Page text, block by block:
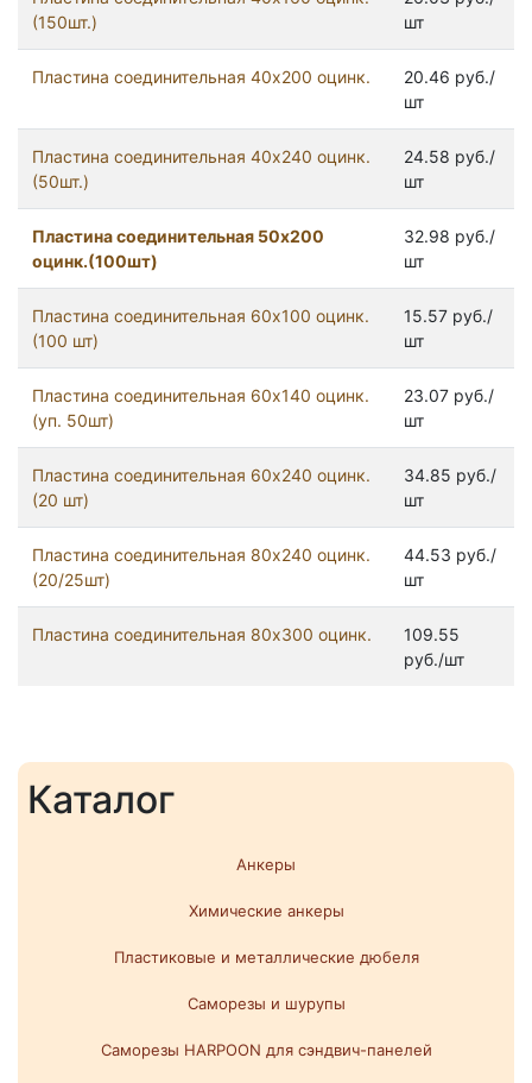
Каталог
Анкеры
Химические анкеры
Пластиковые и металлические дюбеля
Саморезы и шурупы
Саморезы HARPOON для сэндвич-панелей
(150шт.)
шт
Пластина соединительная 40х200 оцинк.
20.46 руб./
шт
Пластина соединительная 40х240 оцинк.
(50шт.)
24.58 руб./
шт
Пластина соединительная 50х200
оцинк.(100шт)
32.98 руб./
шт
Пластина соединительная 60х100 оцинк.
(100 шт)
15.57 руб./
шт
Пластина соединительная 60х140 оцинк.
(уп. 50шт)
23.07 руб./
шт
Пластина соединительная 60х240 оцинк.
(20 шт)
34.85 руб./
шт
Пластина соединительная 80х240 оцинк.
(20/25шт)
44.53 руб./
шт
Пластина соединительная 80х300 оцинк.
109.55
руб./шт